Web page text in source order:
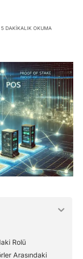
5 DAKIKALIK OKUMA
Rolü
Arasındaki